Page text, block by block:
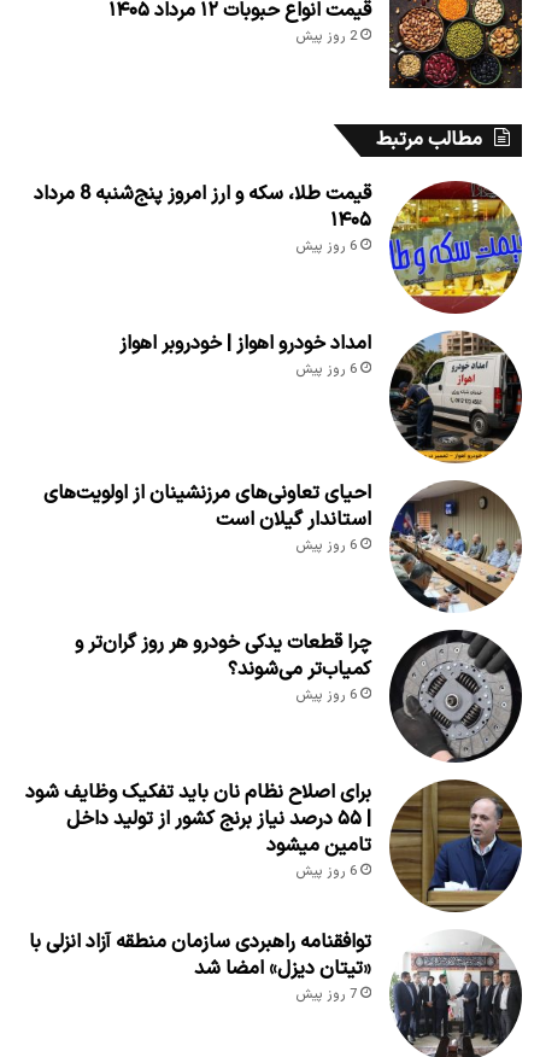
قیمت انواع حبوبات ۱۲ مرداد ۱۴۰۵
2 روز پیش
مطالب مرتبط
قیمت طلا، سکه و ارز امروز پنج‌شنبه 8 مرداد
۱۴۰۵
6 روز پیش
امداد خودرو اهواز | خودروبر اهواز
6 روز پیش
احیای تعاونی‌های مرزنشینان از اولویت‌های
استاندار گیلان است
6 روز پیش
چرا قطعات یدکی خودرو هر روز گران‌تر و
کمیاب‌تر می‌شوند؟
6 روز پیش
برای اصلاح نظام نان باید تفکیک وظایف شود
| ۵۵ درصد نیاز برنج کشور از تولید داخل
تامین میشود
6 روز پیش
توافقنامه راهبردی سازمان منطقه آزاد انزلی با
«تیتان دیزل» امضا شد
7 روز پیش